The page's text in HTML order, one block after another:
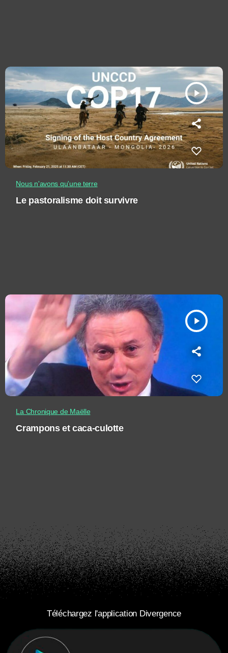
play_arrow
Nous n'avons qu'une terre
Le pastoralisme doit survivre
play_arrow
La Chronique de Maëlle
Crampons et caca-culotte
Téléchargez l'application Divergence